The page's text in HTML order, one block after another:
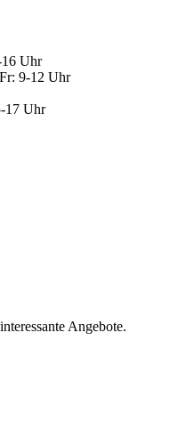
Uhr
9-12 Uhr
17 Uhr
Angebote.